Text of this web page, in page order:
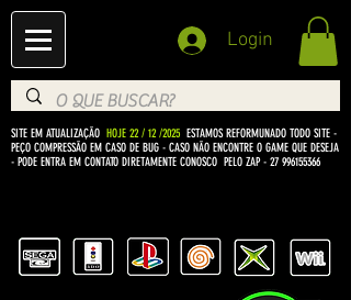
Login
SITE EM ATUALIZAÇÃO HOJE 22 / 12 /2025 ESTAMOS REFORMUNADO TODO SITE -
PEÇO COMPRESSÃO EM CASO DE BUG - CASO NÃO ENCONTRE O GAME QUE DESEJA
- PODE ENTRA EM CONTATO DIRETAMENTE CONOSCO PELO ZAP - 27 996155366